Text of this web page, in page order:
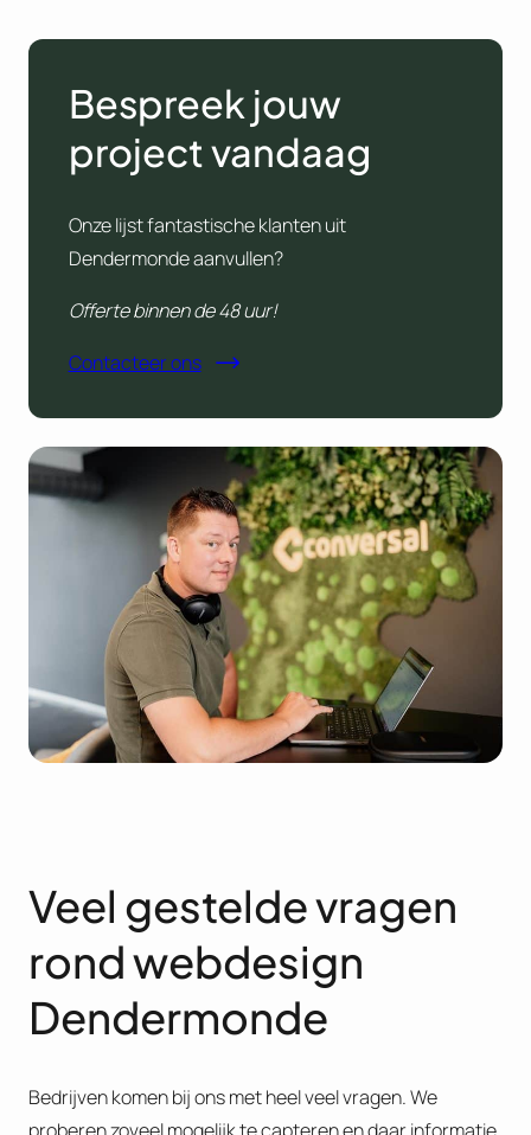
Bespreek jouw
project vandaag
Onze lijst fantastische klanten uit
Dendermonde aanvullen?
Offerte binnen de 48 uur!
Contacteer ons
Veel gestelde vragen
rond webdesign
Dendermonde
Bedrijven komen bij ons met heel veel vragen. We